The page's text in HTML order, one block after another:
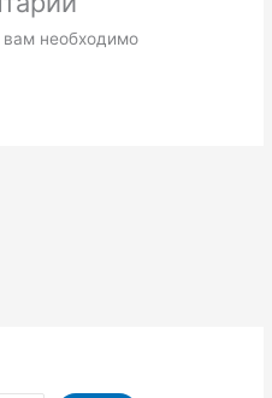
вам необходимо